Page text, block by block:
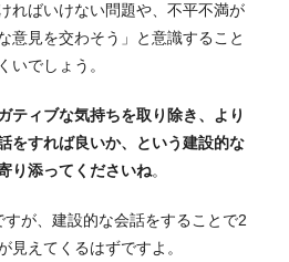
ればいけない問題や、不平不満が
意見を交わそう」と意識すること
いでしょう。
ティブな気持ちを取り除き、より
をすれば良いか、という建設的な
り添ってくださいね。
が、建設的な会話をすることで2
見えてくるはずですよ。